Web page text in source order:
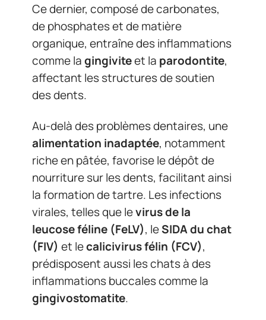
Ce dernier, composé de carbonates,
de phosphates et de matière
organique, entraîne des inflammations
comme lagingiviteet la parodontite,
affectant les structures de soutien
des dents.
Au-delà des problèmes dentaires, une
alimentation inadaptée, notamment
riche en pâtée, favorise le dépôt de
nourriture sur les dents, facilitant ainsi
la formation de tartre. Les infections
virales, telles que levirus de la
leucose féline (FeLV), leSIDA du chat
(FIV) et lecalicivirus félin (FCV),
prédisposent aussi les chats à des
inflammations buccales comme la
gingivostomatite.